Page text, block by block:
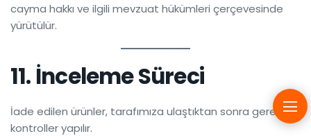
cayma hakkı ve ilgili mevzuat hükümleri çerçevesinde
yürütülür.
11. İnceleme Süreci
İade edilen ürünler, tarafımıza ulaştıktan sonra gerekli
kontroller yapılır.